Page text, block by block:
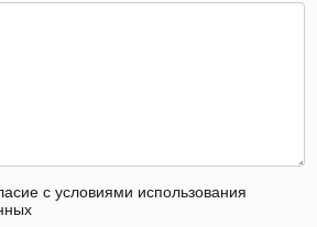
с условиями использования